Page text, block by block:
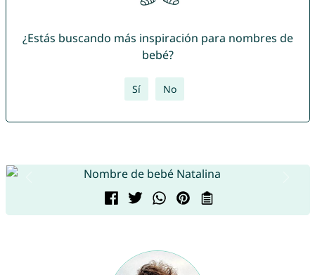
¿Estás buscando más inspiración para nombres de
bebé?
Sí No